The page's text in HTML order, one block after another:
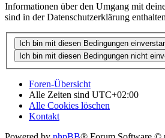
Informationen über den Umgang mit
sind in der Datenschutzerklärung
Foren-Übersicht
Alle Zeiten sind UTC+02:00
Alle Cookies löschen
Kontakt